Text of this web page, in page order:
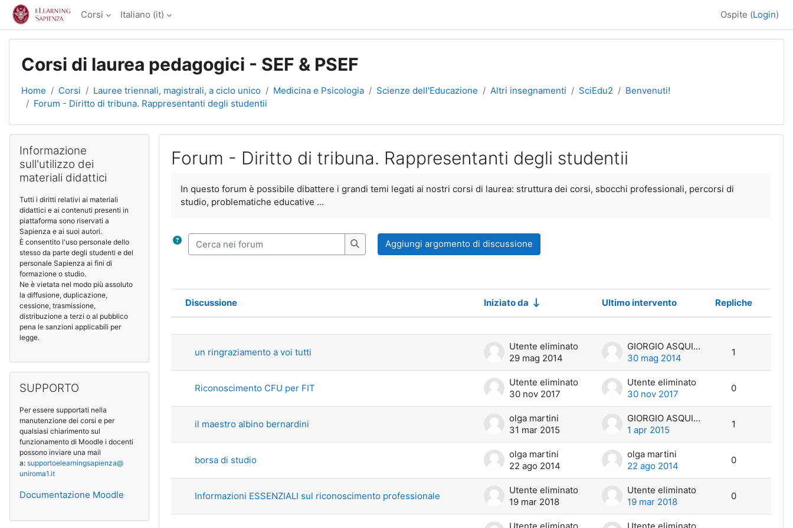
Vai al contenuto principale
Corsi Italiano ‎(it)‎ Ospite (Login)
Corsi di laurea pedagogici - SEF & PSEF
Home Corsi Lauree triennali, magistrali, a ciclo unico Medicina e Psicologia Scienze dell'Educazione Altri insegnamenti SciEdu2
Benvenuti!
Forum - Diritto di tribuna. Rappresentanti degli studentii
Forum - Diritto di tribuna. Rappresentanti degli studentii
In questo forum è possibile dibattere i grandi temi legati ai nostri corsi di laurea: struttura dei corsi, sbocchi professionali, percorsi di
studio, problematiche educative ...
Cerca nei forum
Cerca nei forum
Aggiungi argomento di discussione
Stato
Discussione Iniziato da Ultimo intervento
Repliche
Azioni
un ringraziamento a voi tutti
Utente eliminato
29 mag 2014
GIORGIO ASQUINI
30 mag 2014
1
Riconoscimento CFU per FIT
Utente eliminato
30 nov 2017
Utente eliminato
30 nov 2017
0
il maestro albino bernardini
olga martini
31 mar 2015
GIORGIO ASQUINI
1 apr 2015
1
borsa di studio
olga martini
22 ago 2014
olga martini
22 ago 2014
0
Informazioni ESSENZIALI sul riconoscimento professionale
Utente eliminato
19 mar 2018
Utente eliminato
19 mar 2018
0
Utente eliminato Utente eliminato
Blocchi
Informazione
sull'utilizzo dei
materiali didattici
Tutti i diritti relativi ai materiali
didattici e ai contenuti presenti in
piattaforma sono riservati a
Sapienza e ai suoi autori.
È consentito l'uso personale dello
stesso da parte degli studenti e del
personale Sapienza ai fini di
formazione o studio.
Ne è vietata nel modo più assoluto
la diffusione, duplicazione,
cessione, trasmissione,
distribuzione a terzi o al pubblico
pena le sanzioni applicabili per
legge.
SUPPORTO
Per essere supportati nella
manutenzione dei corsi e per
qualsiasi chiarimento sul
funzionamento di Moodle i docenti
possono inviare una mail
a: supportoelearningsapienza@
uniroma1.it
Documentazione Moodle